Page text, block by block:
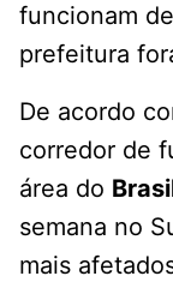
funcionam
prefeitura
De acordo
corredor de
área do
semana no
mais